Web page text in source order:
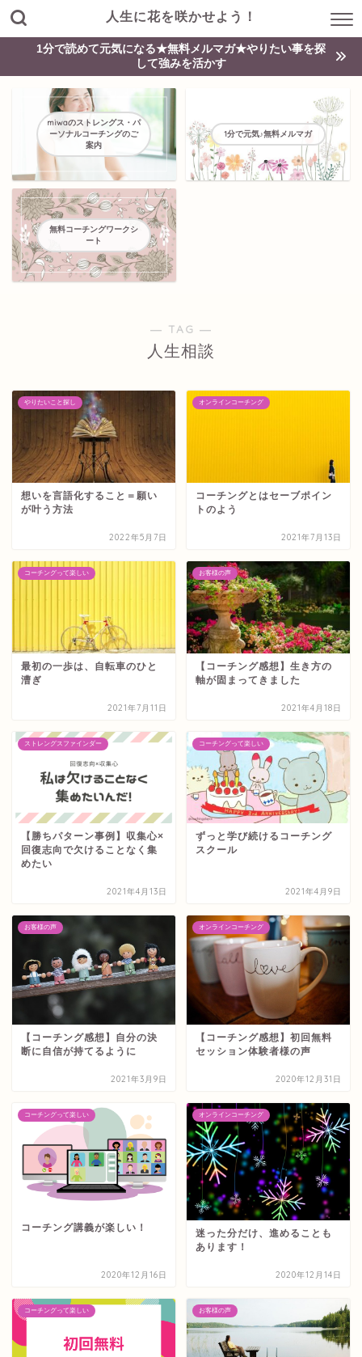
人生に花を咲かせよう！
1分で読めて元気になる★無料メルマガ★やりたい事を探
して強みを活かす
miwaのストレングス・パ
ーソナルコーチングのご
案内
1分で元気♪無料メルマガ
無料コーチングワークシ
ート
― TAG ―
人生相談
やりたいこと探し
想いを言語化すること＝願い
が叶う方法
2022年5月7日
オンラインコーチング
コーチングとはセーブポイン
トのよう
2021年7月13日
コーチングって楽しい
最初の一歩は、自転車のひと
漕ぎ
2021年7月11日
お客様の声
【コーチング感想】生き方の
軸が固まってきました
2021年4月18日
ストレングスファインダー
【勝ちパターン事例】収集心×
回復志向で欠けることなく集
めたい
2021年4月13日
コーチングって楽しい
ずっと学び続けるコーチング
スクール
2021年4月9日
お客様の声
【コーチング感想】自分の決
断に自信が持てるように
2021年3月9日
オンラインコーチング
【コーチング感想】初回無料
セッション体験者様の声
2020年12月31日
コーチングって楽しい
コーチング講義が楽しい！
2020年12月16日
オンラインコーチング
迷った分だけ、進めることも
あります！
2020年12月14日
コーチングって楽しい お客様の声